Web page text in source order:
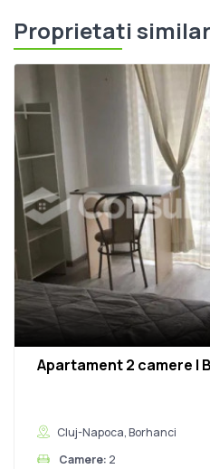
Proprietati
Apartament 2 camere |
Cluj-Napoca, Borhanci
Camere: 2